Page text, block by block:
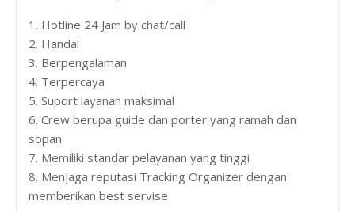
1. Hotline 24 Jam by chat/call
2. Handal
3. Berpengalaman
4. Terpercaya
5. Suport layanan maksimal
6. Crew berupa guide dan porter yang ramah dan
sopan
7. Memiliki standar pelayanan yang tinggi
8. Menjaga reputasi Tracking Organizer dengan
memberikan best servise